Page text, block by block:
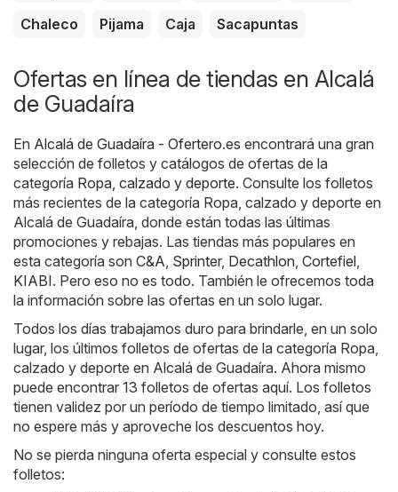
Chaleco
Pijama Caja Sacapuntas
Ofertas en línea de tiendas en Alcalá
de Guadaíra
En Alcalá de Guadaíra - Ofertero.es encontrará una gran
selección de folletos y catálogos de ofertas de la
categoría Ropa, calzado y deporte. Consulte los folletos
más recientes de la categoría Ropa, calzado y deporte en
Alcalá de Guadaíra, donde están todas las últimas
promociones y rebajas. Las tiendas más populares en
esta categoría son C&A Sprinter, Decathlon Cortefiel
KIABI. Pero eso no es todo. También le ofrecemos toda
la información sobre las ofertas en un solo lugar.
Todos los días trabajamos duro para brindarle, en un solo
lugar, los últimos folletos de ofertas de la categoría Ropa,
calzado y deporte en Alcalá de Guadaíra. Ahora mismo
puede encontrar 13 folletos de ofertas aquí. Los folletos
tienen validez por un período de tiempo limitado, así que
no espere más y aproveche los descuentos hoy.
No se pierda ninguna oferta especial y consulte estos
folletos: